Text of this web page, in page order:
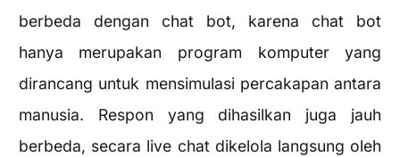
berbeda dengan chat bot, karena chat bot
hanya merupakan program komputer yang
dirancang untuk mensimulasi percakapan antara
manusia. Respon yang dihasilkan juga jauh
berbeda, secara live chat dikelola langsung oleh